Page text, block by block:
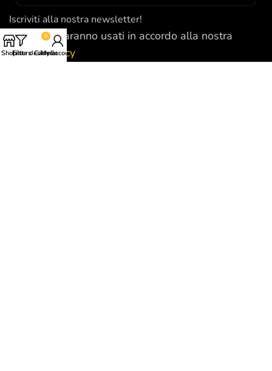
Iscriviti alla nostra newsletter!
I tuoi dati saranno usati in accordo alla nostra
Privacy Policy
ShopFilters
Lista desideri
0
Carrello
My account